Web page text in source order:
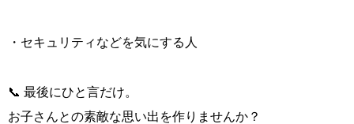
・セキュリティなどを気にする人
📞 最後にひと言だけ。
お子さんとの素敵な思い出を作りませんか？